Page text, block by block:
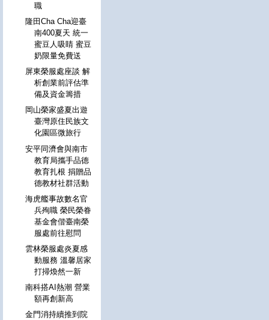
職
隆田Cha Cha迎臺
南400夏天 統一
蜜豆人吸睛 蜜豆
奶限量免費送
屏東榮服處座談 解
析創業前評估準
備及資金籌措
岡山榮家盛夏出遊
臺灣原住民族文
化園區微旅行
安平同濟會與南市
教育局攜手品德
教育扎根 捐贈品
德教材社群活動
海虎艦事故數名官
兵殉職 榮民榮眷
基金會偕臺南榮
服處前往慰問
雲林榮服處炎夏感
動服務 溫馨居家
打掃煥然一新
南科搭AI熱潮 營業
額再創新高
金門消持續推到院